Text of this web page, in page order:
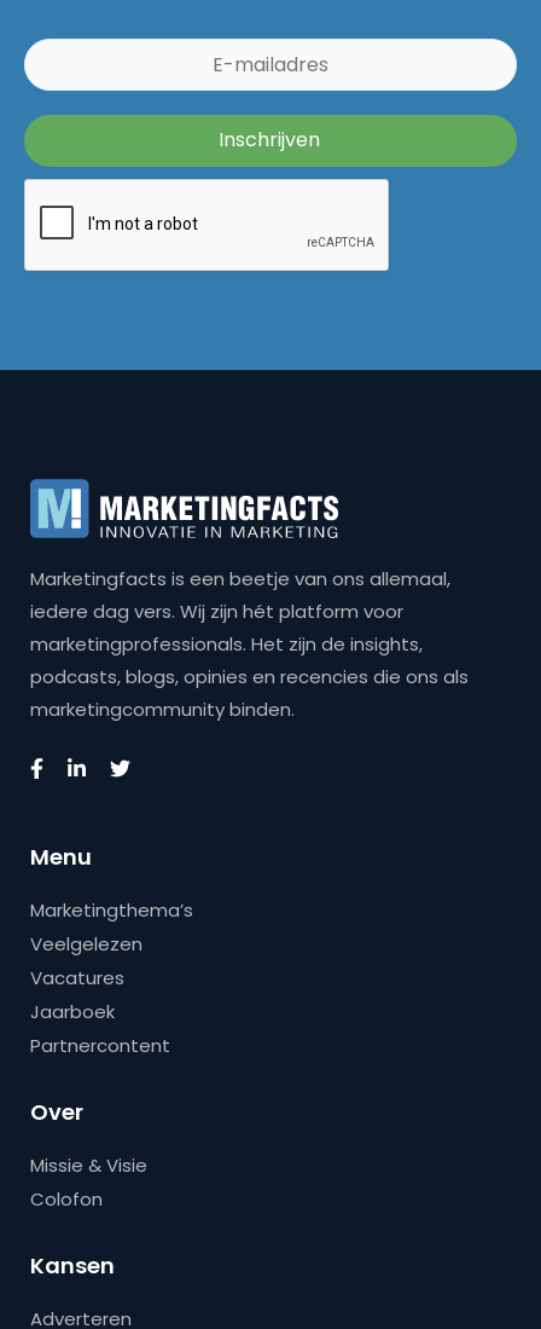
Marketingfacts is een beetje van ons allemaal,
iedere dag vers. Wij zijn hét platform voor
marketingprofessionals. Het zijn de insights,
podcasts, blogs, opinies en recencies die ons als
marketingcommunity binden.
Menu
Marketingthema’s
Veelgelezen
Vacatures
Jaarboek
Partnercontent
Over
Missie & Visie
Colofon
Kansen
Adverteren